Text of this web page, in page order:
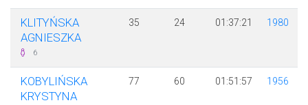
KLITYŃSKA
AGNIESZKA
6
35 24 01:37:21 1980
KOBYLIŃSKA
KRYSTYNA
77 60 01:51:57 1956